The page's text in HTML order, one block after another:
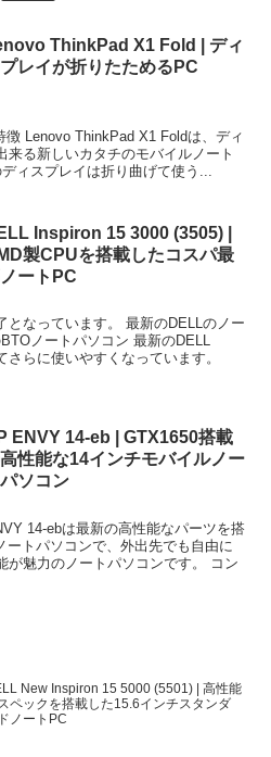
ThinkPad X1 Fold | ディ
レイが折りたためるPC
徴 Lenovo ThinkPad X1 Foldは、ディ
来る新しいカタチのモバイルノート
ィスプレイは折り曲げて使う...
Inspiron 15 3000 (3505) |
製CPUを搭載したコスパ最
ートPC
となっています。 最新のDELLのノー
ノートパソコン 最新のDELL
さらに使いやすくなっています。
ENVY 14-eb | GTX1650搭載
性能な14インチモバイルノー
パソコン
14-ebは最新の高性能なパーツを搭
トパソコンで、外出先でも自由に
が魅力のノートパソコンです。 コン
New Inspiron 15 5000 (5501) | 高性能
ペックを搭載した15.6インチスタンダ
ノートPC